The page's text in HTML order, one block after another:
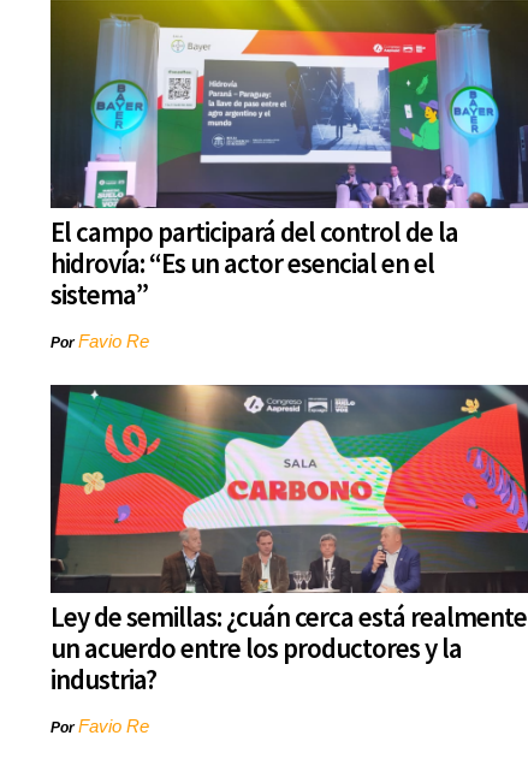
El campo participará del control de la
hidrovía: “Es un actor esencial en el
sistema”
PorFavio Re
Ley de semillas: ¿cuán cerca está realmente
un acuerdo entre los productores y la
industria?
PorFavio Re